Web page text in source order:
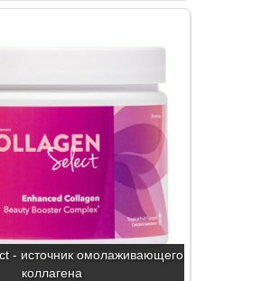
- источник омолаживающего
коллагена